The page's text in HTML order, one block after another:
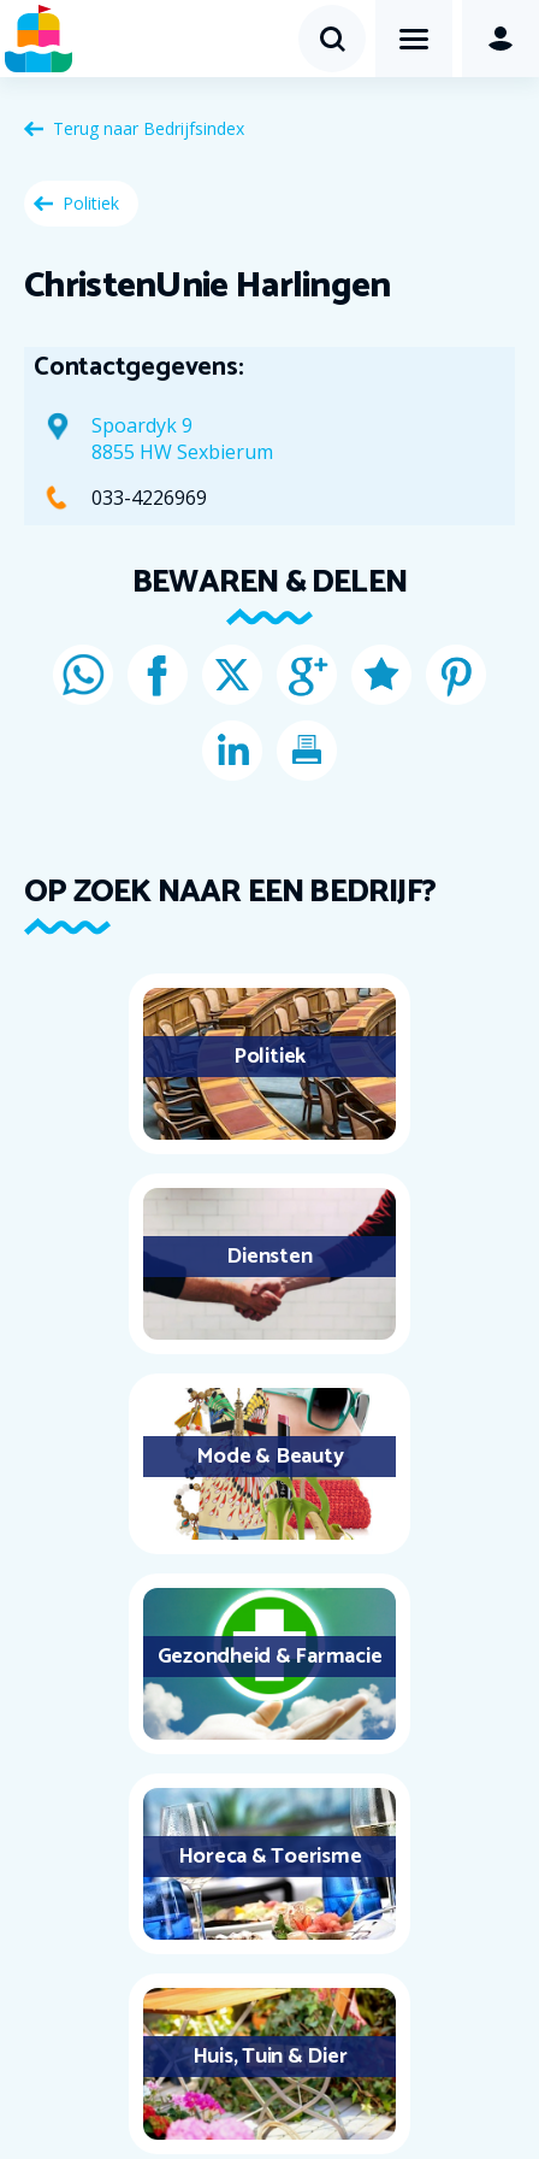
Terug naar Bedrijfsindex
Politiek
ChristenUnie Harlingen
Contactgegevens:
Spoardyk 9
8855 HW Sexbierum
033-4226969
BEWAREN & DELEN
OP ZOEK NAAR EEN BEDRIJF?
Politiek
Diensten
Mode & Beauty
Gezondheid & Farmacie
Horeca & Toerisme
Huis, Tuin & Dier